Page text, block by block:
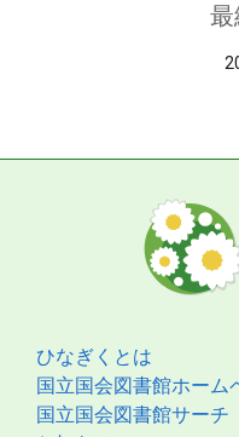
最
ひなぎくとは
国立国会図書館ホーム
国立国会図書館サーチ